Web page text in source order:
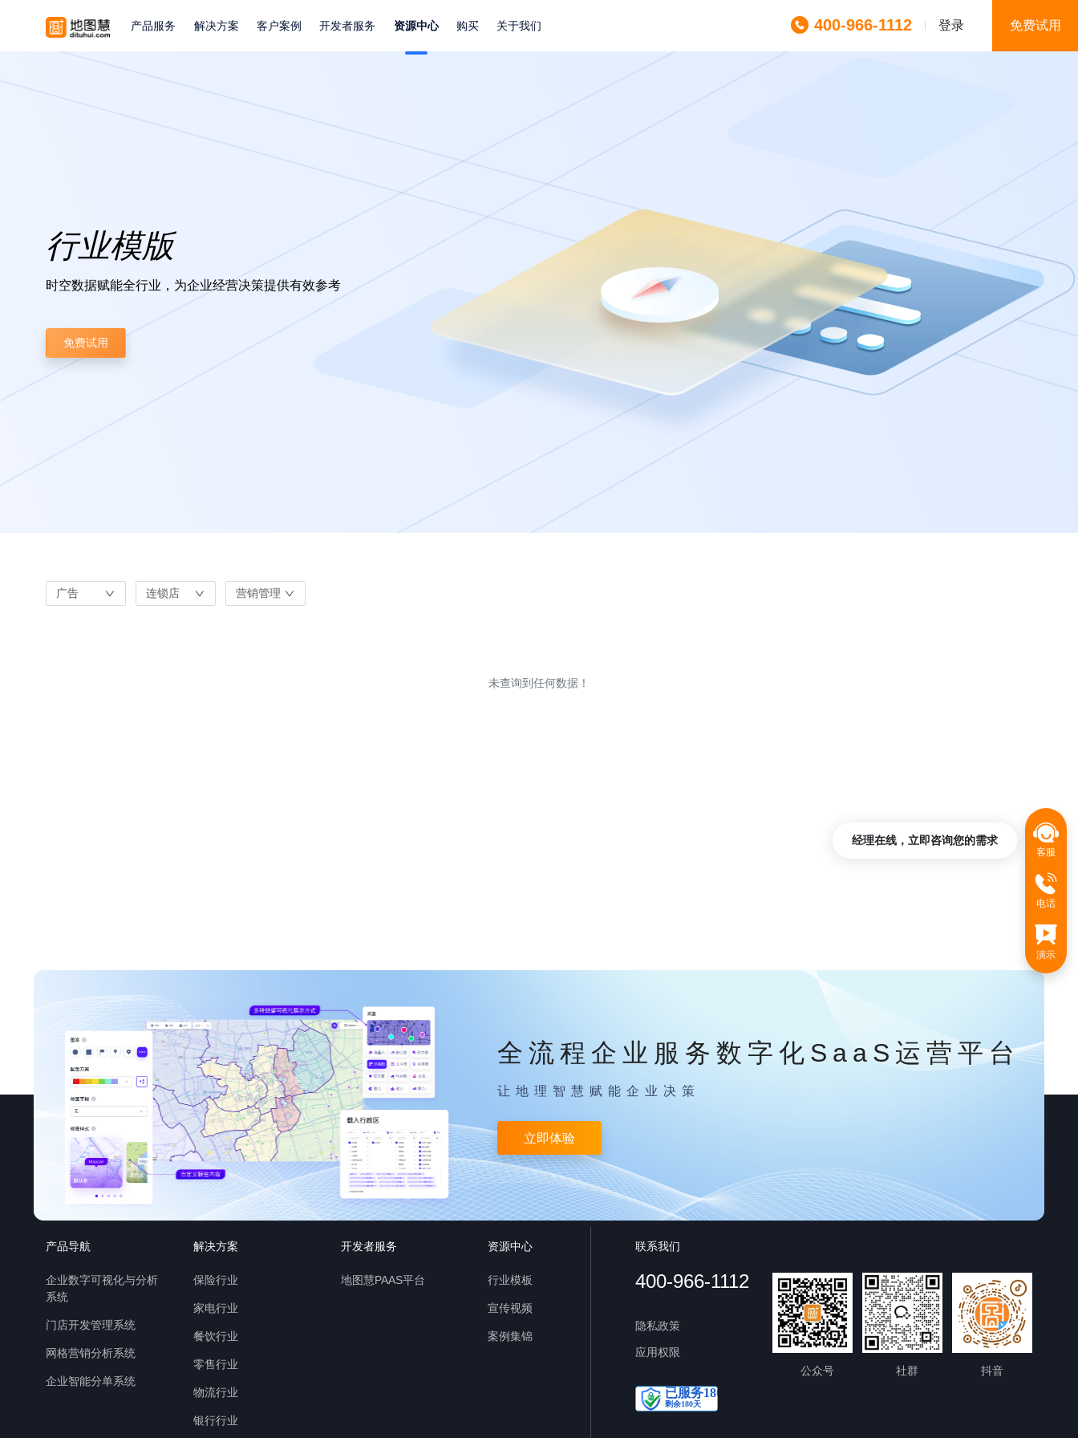
产品服务 解决方案 客户案例 开发者服务 资源中心 购买 关于我们 400-966-1112 登录 免费试用
行业模版
时空数据赋能全行业，为企业经营决策提供有效参考
免费试用
广告 连锁店 营销管理
未查询到任何数据！
全流程企业服务数字化SaaS运营平台
让地理智慧赋能企业决策
立即体验
产品导航
企业数字可视化与分析
系统
门店开发管理系统
网格营销分析系统
企业智能分单系统
解决方案
保险行业
家电行业
餐饮行业
零售行业
物流行业
银行行业
开发者服务
地图慧PAAS平台
资源中心
行业模板
宣传视频
案例集锦
联系我们
400-966-1112
隐私政策
应用权限
公众号
社群 抖音
客服
电话
演示
经理在线，立即咨询您的需求